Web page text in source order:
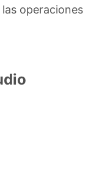
operaciones